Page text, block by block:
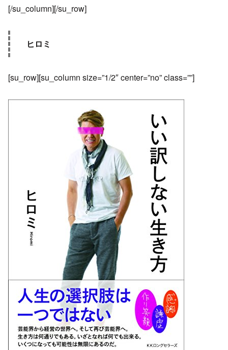
[/su_column][/su_row]
ヒロミ
[su_row][su_column size=”1/2″ center=”no” class=””]